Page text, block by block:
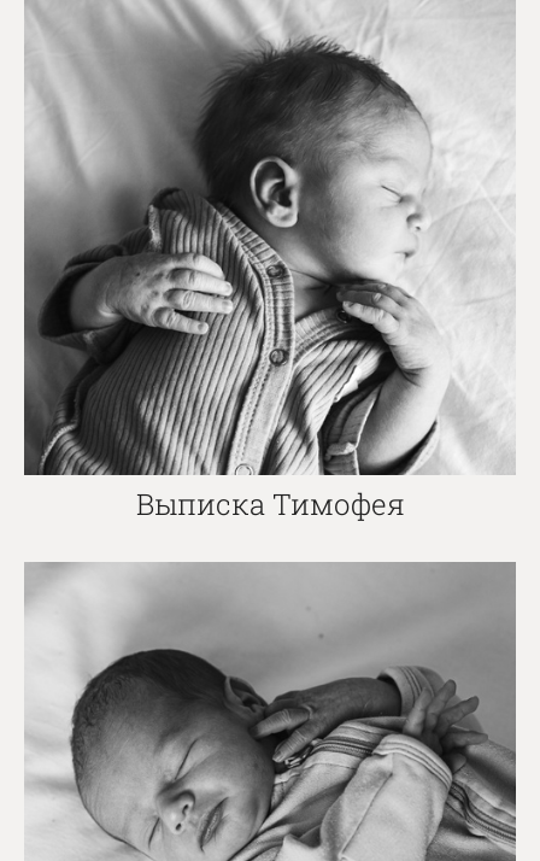
Выписка Тимофея